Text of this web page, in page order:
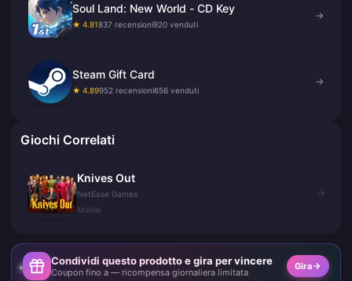
Soul Land: New World - CD Key
★ 4.81837 recensioni920 venduti
→
Steam Gift Card
★ 4.89952 recensioni656 venduti
→
Giochi Correlati
Knives Out
NetEase Games
Mobile
→
Condividi questo prodotto e gira per vincere
Coupon fino a — ricompensa giornaliera limitata
Gira